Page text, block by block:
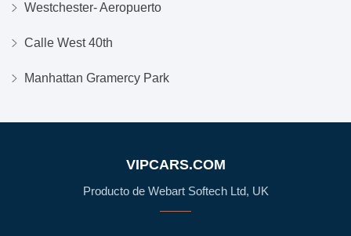
Westchester- Aeropuerto
Calle West 40th
Manhattan Gramercy Park
VIPCARS.COM
Producto de Webart Softech Ltd, UK